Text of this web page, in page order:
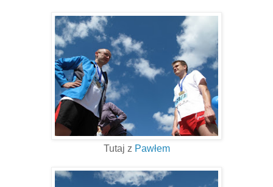
Tutaj z Pawłem